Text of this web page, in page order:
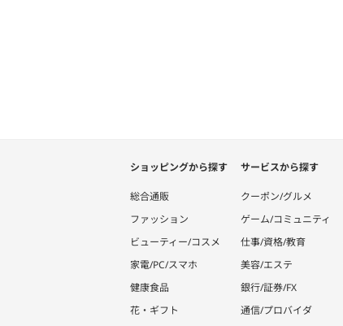
ショッピングから探す
総合通販
ファッション
ビューティー/コスメ
家電/PC/スマホ
健康食品
花・ギフト
サービスから探す
クーポン/グルメ
ゲーム/コミュニティ
仕事/資格/教育
美容/エステ
銀行/証券/FX
通信/プロバイダ